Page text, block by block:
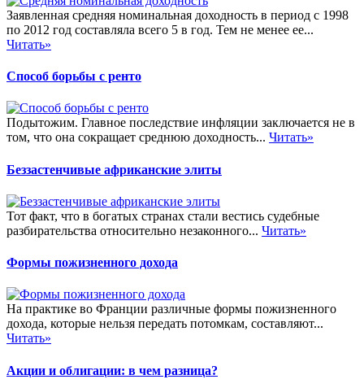
Заявленная средняя номинальная доходность в период с 1998
по 2012 год составляла всего 5 в год. Тем не менее ее...
Читать»
Способ борьбы с ренто
Подытожим. Главное последствие инфляции заключается не в
том, что она сокращает среднюю доходность... Читать»
Беззастенчивые африканские элиты
Тот факт, что в богатых странах стали вестись судебные
разбирательства относительно незаконного... Читать»
Формы пожизненного дохода
На практике во Франции различные формы пожизненного
дохода, которые нельзя передать потомкам, составляют...
Читать»
Акции и облигации: в чем разница?